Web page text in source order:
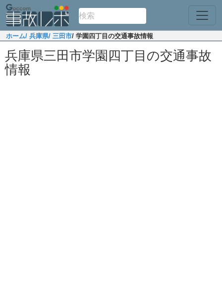
ホーム/ 兵庫県/ 三田市/ 学園四丁目の交通事故情報
兵庫県三田市学園四丁目の交通事故
情報